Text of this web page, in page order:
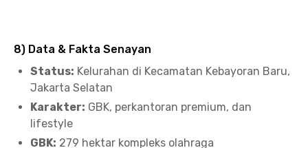
8) Data & Fakta Senayan
Status: Kelurahan di Kecamatan Kebayoran Baru,
Jakarta Selatan
Karakter: GBK, perkantoran premium, dan
lifestyle
GBK: 279 hektar kompleks olahraga